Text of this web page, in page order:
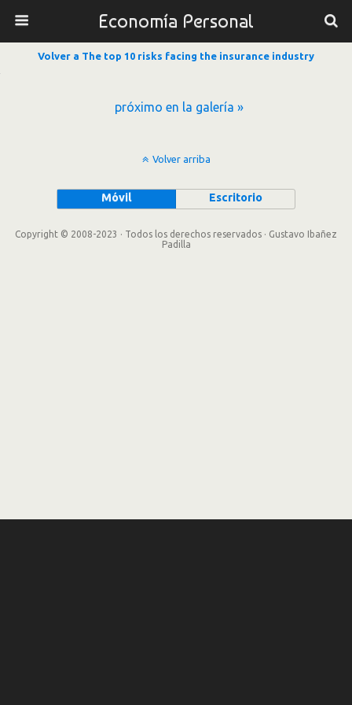
Economía Personal
Volver a The top 10 risks facing the insurance industry
próximo en la galería »
Volver arriba
Móvil Escritorio
Copyright © 2008-2023 · Todos los derechos reservados · Gustavo Ibañez
Padilla